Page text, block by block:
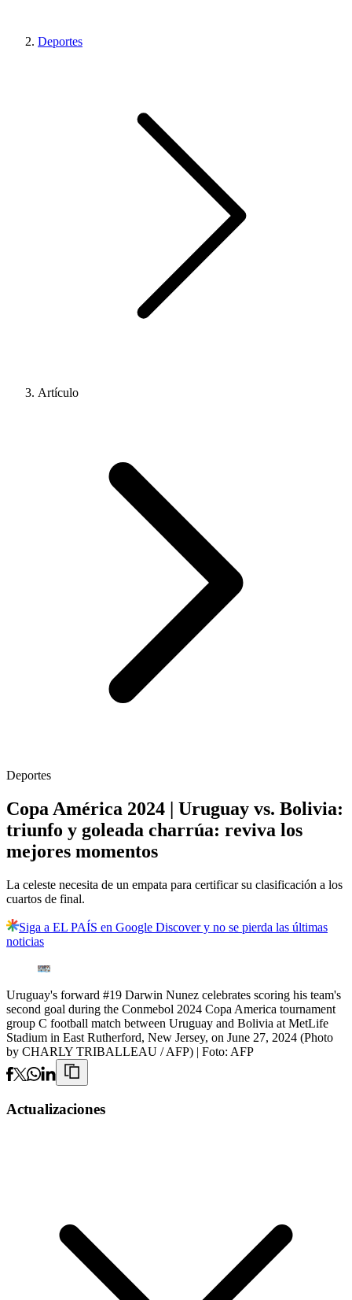
Deportes
Artículo
Deportes
Copa América 2024 | Uruguay vs. Bolivia:
triunfo y goleada charrúa: reviva los
mejores momentos
La celeste necesita de un empata para certificar su clasificación a los
cuartos de final.
Siga a EL PAÍS en Google Discover y no se pierda las últimas
noticias
Uruguay's forward #19 Darwin Nunez celebrates scoring his team's
second goal during the Conmebol 2024 Copa America tournament
group C football match between Uruguay and Bolivia at MetLife
Stadium in East Rutherford, New Jersey, on June 27, 2024 (Photo
by CHARLY TRIBALLEAU / AFP) | Foto: AFP
Actualizaciones